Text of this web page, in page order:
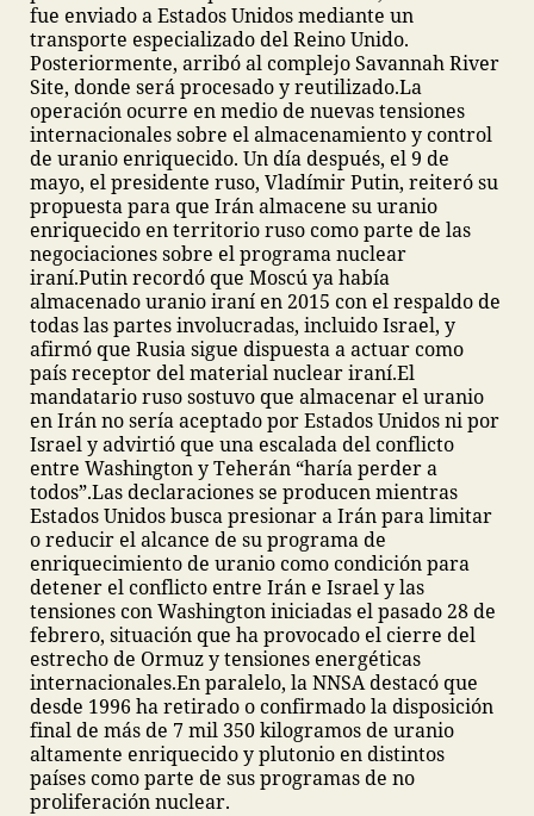
fue enviado a Estados Unidos mediante un
transporte especializado del Reino Unido.
Posteriormente, arribó al complejo Savannah River
Site, donde será procesado y reutilizado.La
operación ocurre en medio de nuevas tensiones
internacionales sobre el almacenamiento y control
de uranio enriquecido. Un día después, el 9 de
mayo, el presidente ruso, Vladímir Putin, reiteró su
propuesta para que Irán almacene su uranio
enriquecido en territorio ruso como parte de las
negociaciones sobre el programa nuclear
iraní.Putin recordó que Moscú ya había
almacenado uranio iraní en 2015 con el respaldo de
todas las partes involucradas, incluido Israel, y
afirmó que Rusia sigue dispuesta a actuar como
país receptor del material nuclear iraní.El
mandatario ruso sostuvo que almacenar el uranio
en Irán no sería aceptado por Estados Unidos ni por
Israel y advirtió que una escalada del conflicto
entre Washington y Teherán “haría perder a
todos”.Las declaraciones se producen mientras
Estados Unidos busca presionar a Irán para limitar
o reducir el alcance de su programa de
enriquecimiento de uranio como condición para
detener el conflicto entre Irán e Israel y las
tensiones con Washington iniciadas el pasado 28 de
febrero, situación que ha provocado el cierre del
estrecho de Ormuz y tensiones energéticas
internacionales.En paralelo, la NNSA destacó que
desde 1996 ha retirado o confirmado la disposición
final de más de 7 mil 350 kilogramos de uranio
altamente enriquecido y plutonio en distintos
países como parte de sus programas de no
proliferación nuclear.